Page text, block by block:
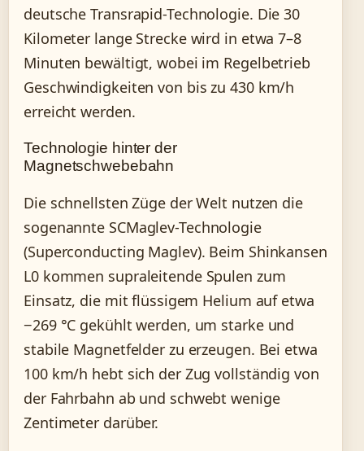
deutsche Transrapid-Technologie. Die 30
Kilometer lange Strecke wird in etwa 7–8
Minuten bewältigt, wobei im Regelbetrieb
Geschwindigkeiten von bis zu 430 km/h
erreicht werden.
Technologie hinter der
Magnetschwebebahn
Die schnellsten Züge der Welt nutzen die
sogenannte SCMaglev-Technologie
(Superconducting Maglev). Beim Shinkansen
L0 kommen supraleitende Spulen zum
Einsatz, die mit flüssigem Helium auf etwa
−269 °C gekühlt werden, um starke und
stabile Magnetfelder zu erzeugen. Bei etwa
100 km/h hebt sich der Zug vollständig von
der Fahrbahn ab und schwebt wenige
Zentimeter darüber.